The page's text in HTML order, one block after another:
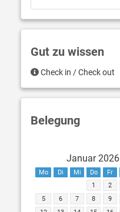
Gut zu wissen
Check in / Check out
Belegung
Januar 2026
Mo Di Mi Do Fr
1
2
5
6 7 8 9